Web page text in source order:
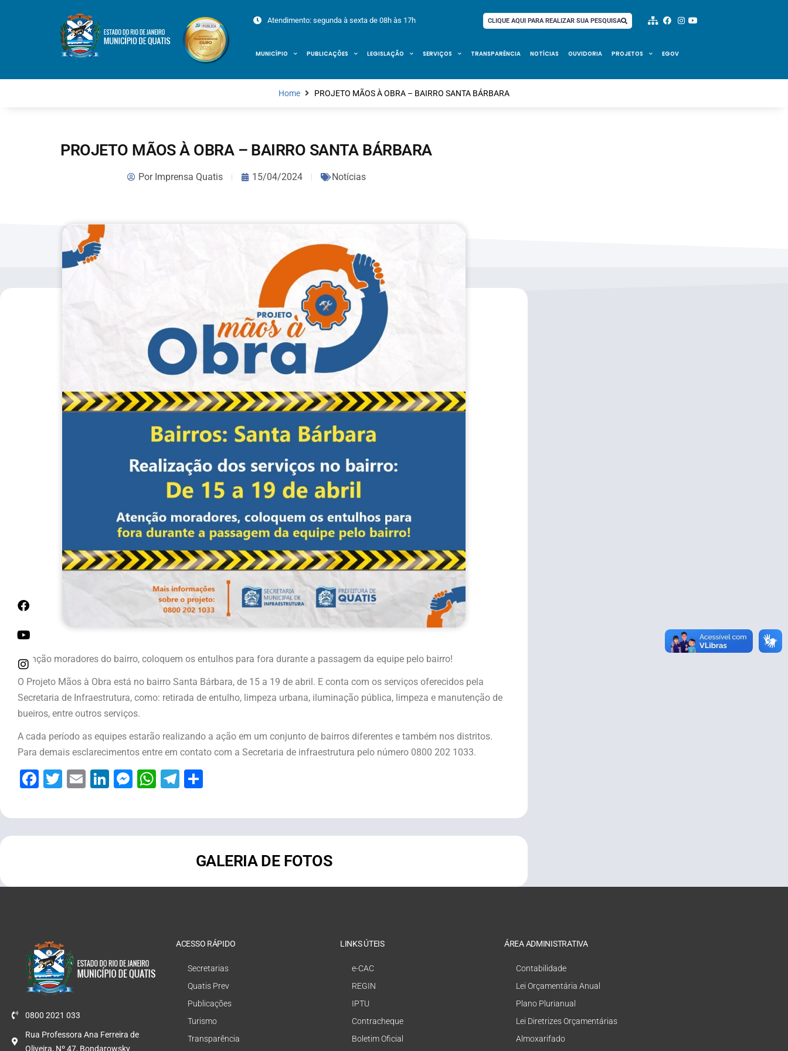
Atendimento: segunda à sexta de 08h às 17h CLIQUE AQUI PARA REALIZAR SUA PESQUISA
MUNICÍPIO PUBLICAÇÕES LEGISLAÇÃO SERVIÇOS TRANSPARÊNCIA NOTÍCIAS OUVIDORIA PROJETOS EGOV
Home PROJETO MÃOS À OBRA – BAIRRO SANTA BÁRBARA
PROJETO MÃOS À OBRA – BAIRRO SANTA BÁRBARA
PorImprensa Quatis 15/04/2024 Notícias
Atenção moradores do bairro, coloquem os entulhos para fora durante a passagem da equipe pelo bairro!
O Projeto Mãos à Obra está no bairro Santa Bárbara, de 15 a 19 de abril. E conta com os serviços oferecidos pela
Secretaria de Infraestrutura, como: retirada de entulho, limpeza urbana, iluminação pública, limpeza e manutenção de
bueiros, entre outros serviços.
A cada período as equipes estarão realizando a ação em um conjunto de bairros diferentes e também nos distritos.
Para demais esclarecimentos entre em contato com a Secretaria de infraestrutura pelo número 0800 202 1033.
Facebook
Twitter
EmailLinkedIn
Messenger
WhatsApp
Telegram
GALERIA DE FOTOS
0800 2021 033
Rua Professora Ana Ferreira de
Oliveira, Nº 47, Bondarowsky
ACESSO RÁPIDO
Secretarias
Quatis Prev
Publicações
Turismo
Transparência
LINKS ÚTEIS
e-CAC
REGIN
IPTU
Contracheque
Boletim Oficial
ÁREA ADMINISTRATIVA
Contabilidade
Lei Orçamentária Anual
Plano Plurianual
Lei Diretrizes Orçamentárias
Almoxarifado